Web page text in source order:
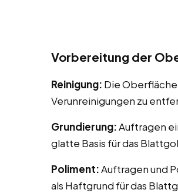
Vorbereitung der
Reinigung: Die
Verunreinigungen zu
Grundierung:Auftragen
glatte Basis für das
Poliment:Auftragen und
als Haftgrund für das